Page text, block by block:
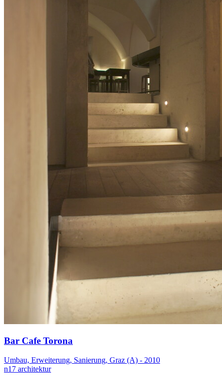
Bar Cafe Torona
Umbau, Erweiterung, Sanierung, Graz (A) - 2010
n17 architektur